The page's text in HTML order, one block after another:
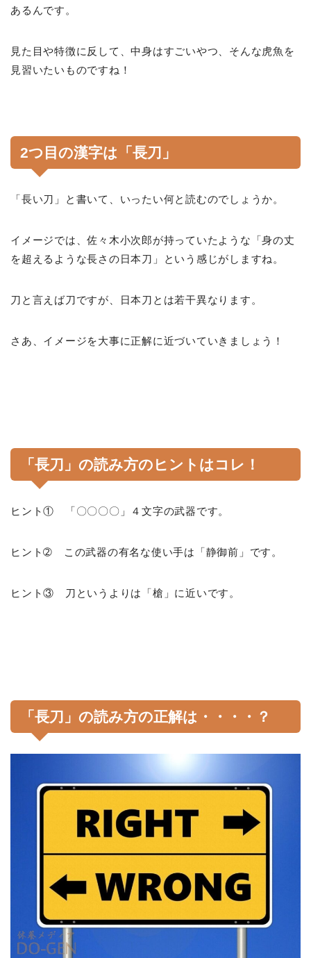
あるんです。
見た目や特徴に反して、中身はすごいやつ、そんな虎魚を
見習いたいものですね！
2つ目の漢字は「長刀」
「長い刀」と書いて、いったい何と読むのでしょうか。
イメージでは、佐々木小次郎が持っていたような「身の丈
を超えるような長さの日本刀」という感じがしますね。
刀と言えば刀ですが、日本刀とは若干異なります。
さあ、イメージを大事に正解に近づいていきましょう！
「長刀」の読み方のヒントはコレ！
ヒント① 「〇〇〇〇」４文字の武器です。
ヒント➁ この武器の有名な使い手は「静御前」です。
ヒント③ 刀というよりは「槍」に近いです。
「長刀」の読み方の正解は・・・・？